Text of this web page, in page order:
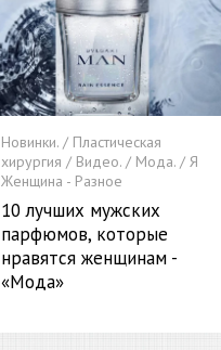
Новинки. / Пластическая
хирургия / Видео. / Мода. / Я
Женщина - Разное
10 лучших мужских
парфюмов, которые
нравятся женщинам -
«Мода»